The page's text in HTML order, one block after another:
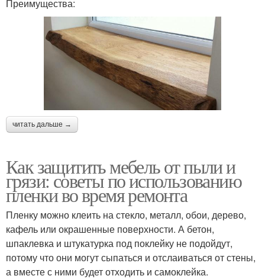
Преимущества:
читать дальше →
Как защитить мебель от пыли и
грязи: советы по использованию
пленки во время ремонта
Пленку можно клеить на стекло, металл, обои, дерево,
кафель или окрашенные поверхности. А бетон,
шпаклевка и штукатурка под поклейку не подойдут,
потому что они могут сыпаться и отслаиваться от стены,
а вместе с ними будет отходить и самоклейка.